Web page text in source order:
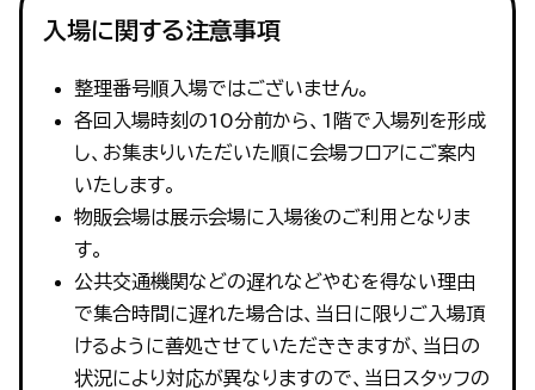
入場に関する注意事項
整理番号順入場ではございません。
各回入場時刻の10分前から、1階で入場列を形成
し、お集まりいただいた順に会場フロアにご案内
いたします。
物販会場は展示会場に入場後のご利用となりま
す。
公共交通機関などの遅れなどやむを得ない理由
で集合時間に遅れた場合は、当日に限りご入場頂
けるように善処させていただききますが、当日の
状況により対応が異なりますので、当日スタッフの